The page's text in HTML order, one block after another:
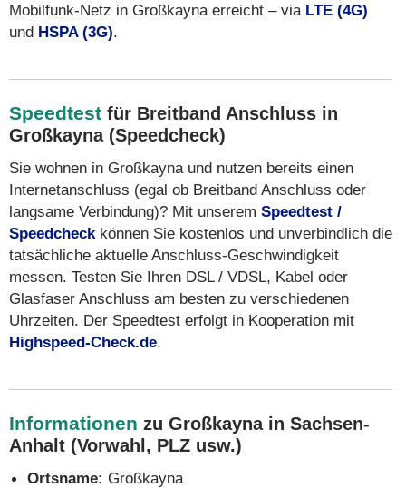
Mobilfunk-Netz in Großkayna erreicht – via LTE (4G)
und HSPA (3G).
Speedtest für Breitband Anschluss in
Großkayna (Speedcheck)
Sie wohnen in Großkayna und nutzen bereits einen
Internetanschluss (egal ob Breitband Anschluss oder
langsame Verbindung)? Mit unserem Speedtest /
Speedcheckkönnen Sie kostenlos und unverbindlich die
tatsächliche aktuelle Anschluss-Geschwindigkeit
messen. Testen Sie Ihren DSL / VDSL, Kabel oder
Glasfaser Anschluss am besten zu verschiedenen
Uhrzeiten. Der Speedtest erfolgt in Kooperation mit
Highspeed-Check.de.
Informationen zu Großkayna in Sachsen-
Anhalt (Vorwahl, PLZ usw.)
Ortsname: Großkayna